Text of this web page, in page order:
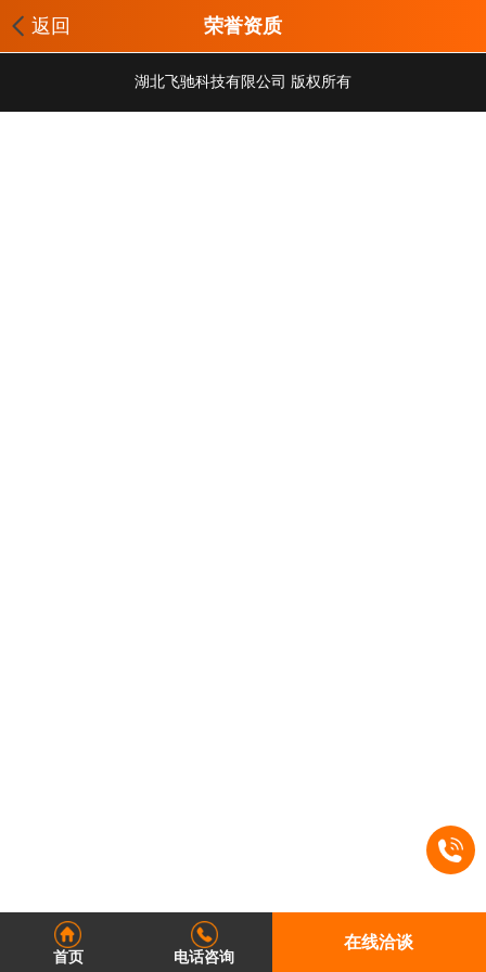
返回 荣誉资质
湖北飞驰科技有限公司 版权所有
首页 电话咨询
在线洽谈